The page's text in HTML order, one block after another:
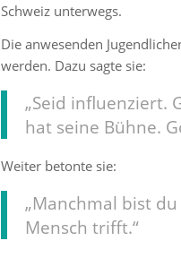
Schweiz unterwegs.
Die anwesenden
werden. Dazu sagte sie:
„Seid influenziert.
hat seine Bühne.
Weiter betonte sie:
„Manchmal bist
Mensch trifft.“